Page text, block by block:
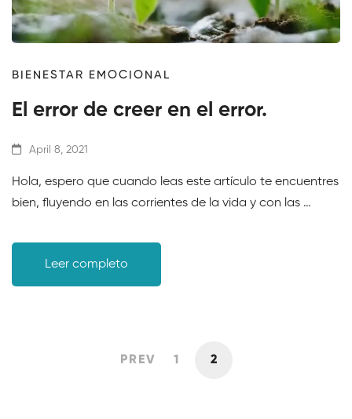
BIENESTAR EMOCIONAL
El error de creer en el error.
April 8, 2021
Hola, espero que cuando leas este artículo te encuentres
bien, fluyendo en las corrientes de la vida y con las …
Leer completo
PREV 1 2